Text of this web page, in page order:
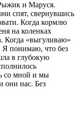
и Маруся.
спят, свернувшись
Когда кормлю
на коленках
Когда «выгуливаю»
Я понимаю, что без
в глубокую
со мной и мы
они нас. Без